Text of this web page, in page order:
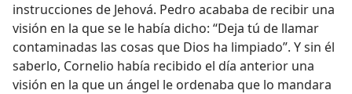
instrucciones de Jehová. Pedro acababa de recibir una
visión en la que se le había dicho: “Deja tú de llamar
contaminadas las cosas que Dios ha limpiado”. Y sin él
saberlo, Cornelio había recibido el día anterior una
visión en la que un ángel le ordenaba que lo mandara